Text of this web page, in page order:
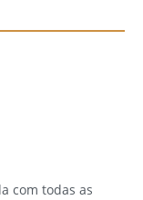
com todas as